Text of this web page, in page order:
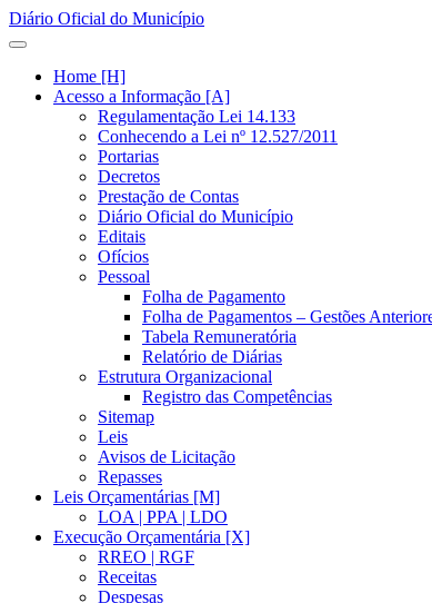
Diário Oficial do Município
Home [H]
Acesso a Informação [A]
Regulamentação Lei 14.133
Conhecendo a Lei nº 12.527/2011
Portarias
Decretos
Prestação de Contas
Diário Oficial do Município
Editais
Ofícios
Pessoal
Folha de Pagamento
Folha de Pagamentos – Gestões
Tabela Remuneratória
Relatório de Diárias
Estrutura Organizacional
Registro das Competências
Sitemap
Leis
Avisos de Licitação
Repasses
Leis Orçamentárias [M]
LOA | PPA | LDO
Execução Orçamentária [X]
RREO | RGF
Receitas
Despesas